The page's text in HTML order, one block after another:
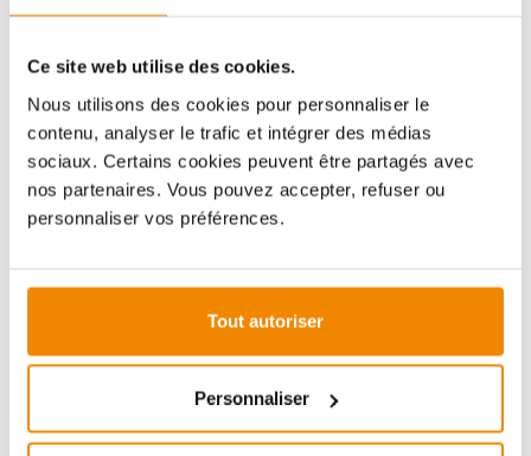
Ce site web utilise des cookies.
Nous utilisons des cookies pour personnaliser le
contenu, analyser le trafic et intégrer des médias
sociaux. Certains cookies peuvent être partagés avec
nos partenaires. Vous pouvez accepter, refuser ou
personnaliser vos préférences.
Tout autoriser
Personnaliser
ÉVALUATIONS (0)
INFORMATIONS IMPORTANTES
Imprimer la fiche article Question sur l’article